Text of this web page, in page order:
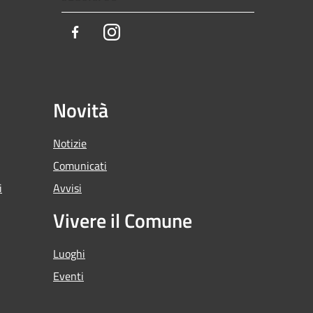
FacebookInstagram
Novità
Notizie
Comunicati
Avvisi
Vivere il Comune
Luoghi
Eventi